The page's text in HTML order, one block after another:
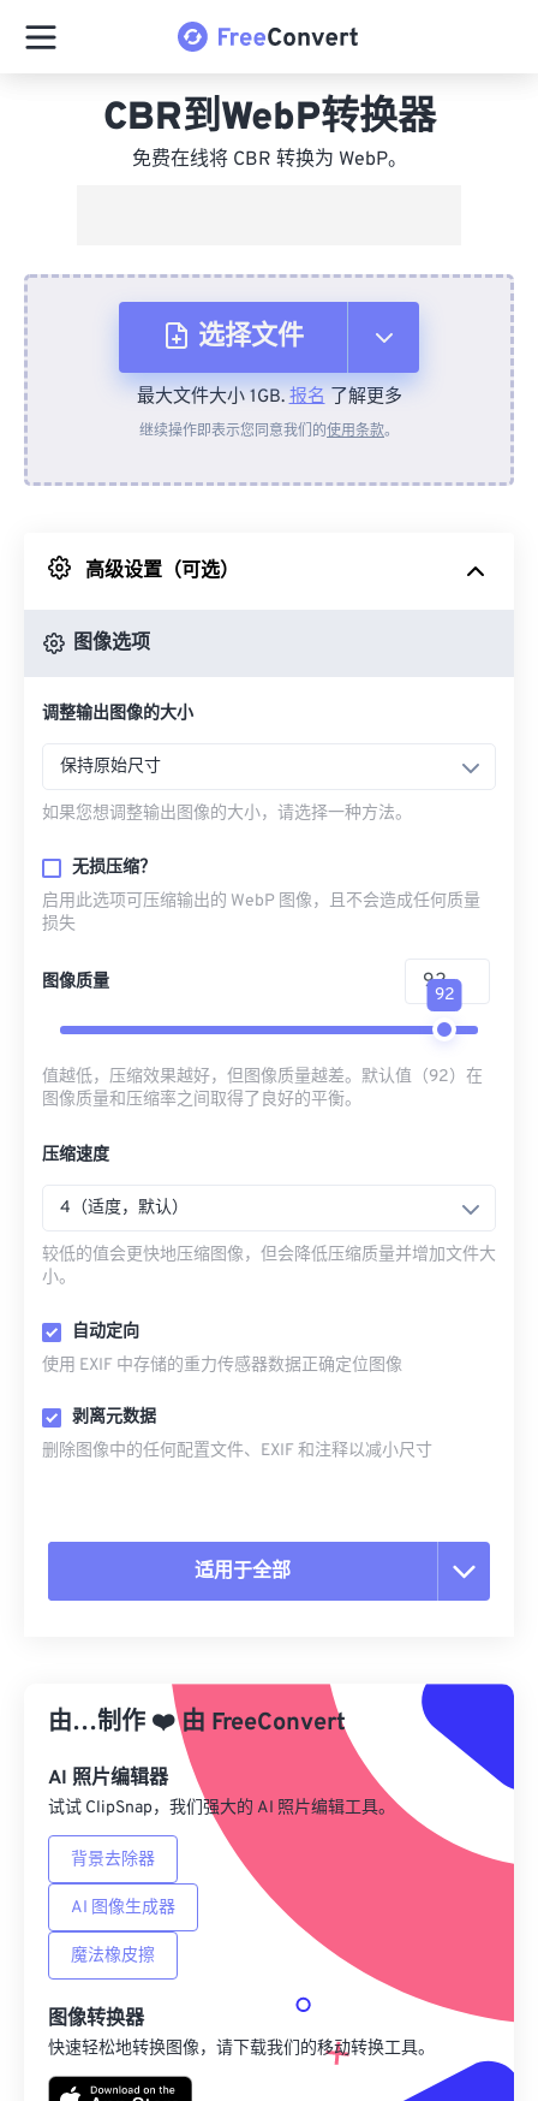
CBR到WebP转换器
免费在线将 CBR 转换为 WebP。
选择文件
从设备
来自 Google Drive
最大文件大小 1GB.报名了解更多
继续操作即表示您同意我们的使用条款。
高级设置（可选）
图像选项
调整输出图像的大小
保持原始尺寸
如果您想调整输出图像的大小，请选择一种方法。
无损压缩？
启用此选项可压缩输出的 WebP 图像，且不会造成任何质量
损失
图像质量
92
值越低，压缩效果越好，但图像质量越差。默认值（92）在
图像质量和压缩率之间取得了良好的平衡。
压缩速度
4（适度，默认）
较低的值会更快地压缩图像，但会降低压缩质量并增加文件大
小。
自动定向
使用 EXIF 中存储的重力传感器数据正确定位图像
剥离元数据
删除图像中的任何配置文件、EXIF 和注释以减小尺寸
适用于全部
从预设应用
另存为预设
由…制作 ❤️由 FreeConvert
AI 照片编辑器
试试 ClipSnap，我们强大的 AI 照片编辑工具。
背景去除器
AI 图像生成器
魔法橡皮擦
图像转换器
快速轻松地转换图像，请下载我们的移动转换工具。